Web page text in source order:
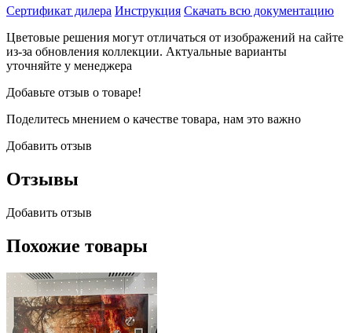
Сертификат дилера Инструкция Скачать всю документацию
Цветовые решения могут отличаться от изображений на сайте
из-за обновления коллекции. Актуальные варианты
уточняйте у менеджера
Добавьте отзыв о товаре!
Поделитесь мнением о качестве товара, нам это важно
Добавить отзыв
Отзывы
Добавить отзыв
Похожие товары